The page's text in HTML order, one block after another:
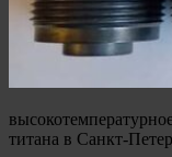
титана в Санкт-